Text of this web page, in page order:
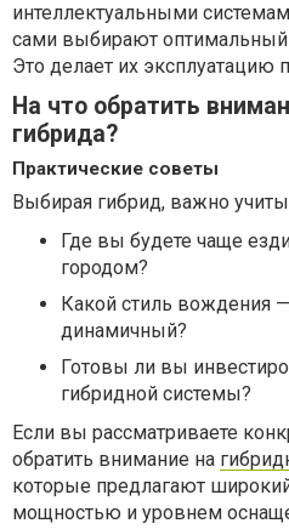
интеллектуальными
сами выбирают
Это делает их эксплуатацию
На что обратить
гибрида?
Практические советы
Выбирая гибрид, важно
Где вы будете чаще
городом?
Какой стиль вождения
динамичный?
Готовы ли вы
гибридной системы?
Если вы рассматриваете
обратить внимание на
которые предлагают
мощностью и уровнем